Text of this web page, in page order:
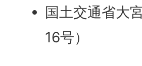
国土交通省大
16号）